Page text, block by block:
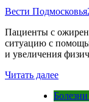
Вести Подмосковья
Пациенты с
ситуацию с
и увеличения
Читать далее
Болезни